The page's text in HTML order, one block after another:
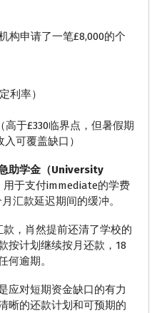
构申请了一笔£8,000的个
利率）
高于£330临界点，但暑假期
可覆盖缺口）
助学金（University
用于支付immediate的学费
汇款延迟期间的缓冲。
，肖然提前还清了学校的
按计划继续按月还款，18
何逾期。
应对短期资金缺口的有力
晰的还款计划和可预期的